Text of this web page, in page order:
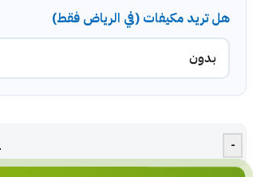
هل تريد مكيفات (في الرياض فقط)
-